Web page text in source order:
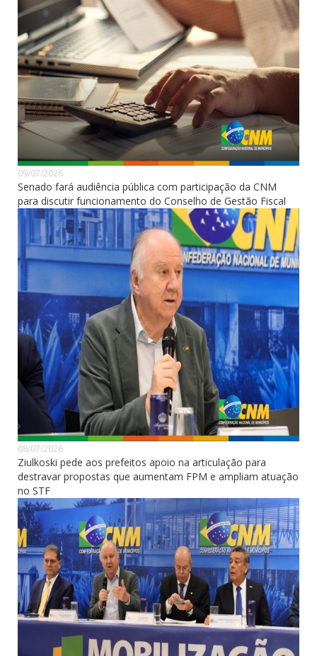
09/07/2026
Senado fará audiência pública com participação da CNM
para discutir funcionamento do Conselho de Gestão Fiscal
08/07/2026
Ziulkoski pede aos prefeitos apoio na articulação para
destravar propostas que aumentam FPM e ampliam atuação
no STF